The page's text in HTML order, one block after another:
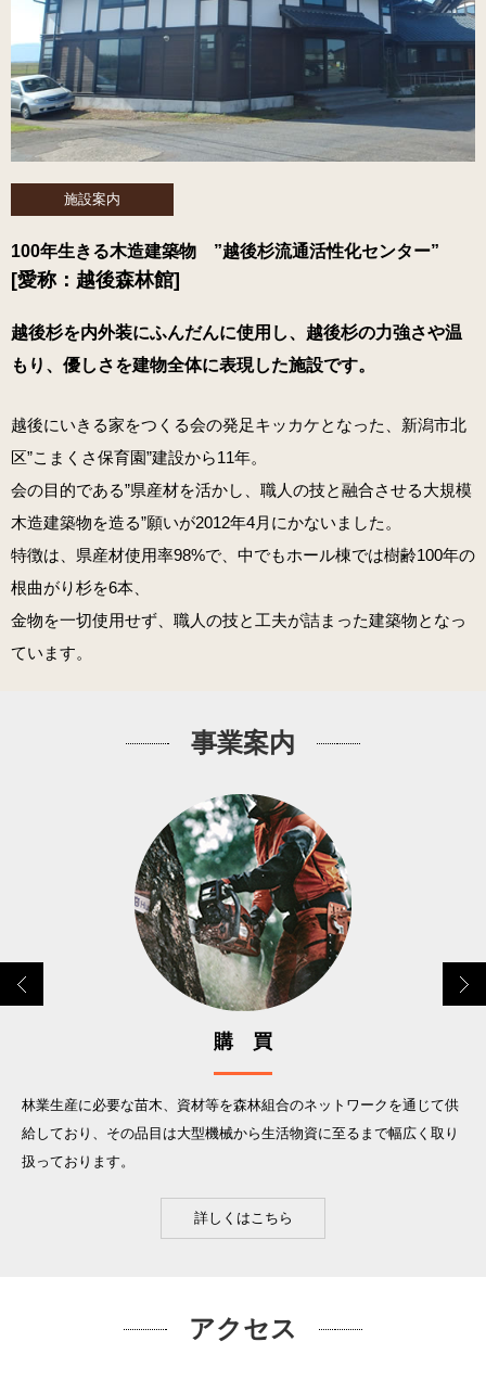
施設案内
100年生きる木造建築物 ”越後杉流通活性化センター”
[愛称：越後森林館]
越後杉を内外装にふんだんに使用し、越後杉の力強さや温
もり、優しさを建物全体に表現した施設です。
越後にいきる家をつくる会の発足キッカケとなった、新潟市北
区”こまくさ保育園”建設から11年。
会の目的である”県産材を活かし、職人の技と融合させる大規模
木造建築物を造る”願いが2012年4月にかないました。
特徴は、県産材使用率98%で、中でもホール棟では樹齢100年の
根曲がり杉を6本、
金物を一切使用せず、職人の技と工夫が詰まった建築物となっ
ています。
事業案内
購 買
業生産に必要な苗木、資材等を森林組合のネットワークを通じて供
しており、その品目は大型機械から生活物資に至るまで幅広く取り
っております。
詳しくはこちら
アクセス